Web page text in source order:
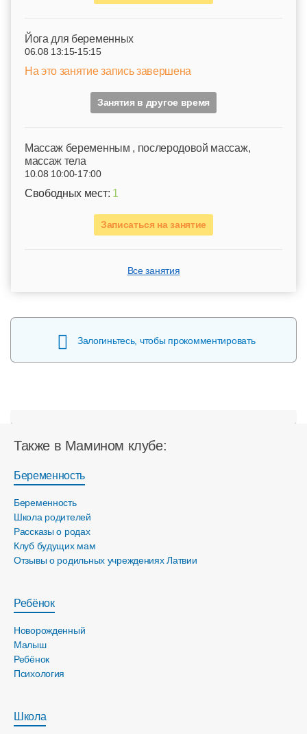
Йога для беременных
06.08 13:15-15:15
На это занятие запись завершена
Занятия в другое время
Mассаж беременным , послеродовой массаж,
массаж тела
10.08 10:00-17:00
Свободных мест: 1
Записаться на занятие
Все занятия
Залогиньтесь, чтобы прокомментировать
Также в Мамином клубе:
Беременность
Беременность
Школа родителей
Рассказы о родах
Клуб будущих мам
Отзывы о родильных учреждениях Латвии
Ребёнок
Новорожденный
Малыш
Ребёнок
Психология
Школа